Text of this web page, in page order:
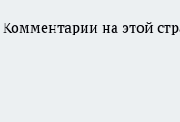
Комментарии на этой